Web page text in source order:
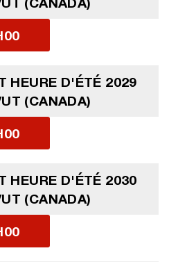
HEURE D'ÉTÉ 2029
(CANADA)
HEURE D'ÉTÉ 2030
(CANADA)